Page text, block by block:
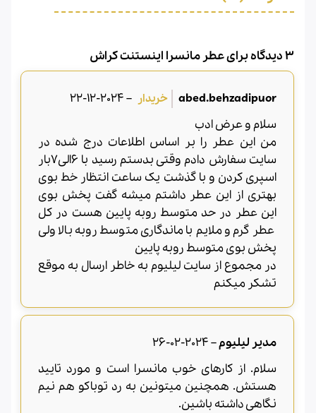
3 دیدگاه برای عطر مانسرا اینستنت کراش
abed.behzadipuor
–
2024-12-22
سلام و عرض ادب
من این عطر را بر اساس اطلاعات درج شده در
سایت سفارش دادم وقتی بدستم رسید با 6الی7بار
اسپری کردن و با گذشت یک ساعت انتظار خط بوی
بهتری از این عطر داشتم میشه گفت پخش بوی
این عطر در حد متوسط روبه پایین هست در کل
عطر گرم و ملایم با ماندگاری متوسط روبه بالا ولی
پخش بوی متوسط روبه پایین
در مجموع از سایت لیلیوم به خاطر ارسال به موقع
تشکر میکنم
مدیر لیلیوم–
2024-02-26
سلام. از کارهای خوب مانسرا است و مورد تایید
هستش. همچنین میتونین به رد توباکو هم نیم
نگاهی داشته باشین.